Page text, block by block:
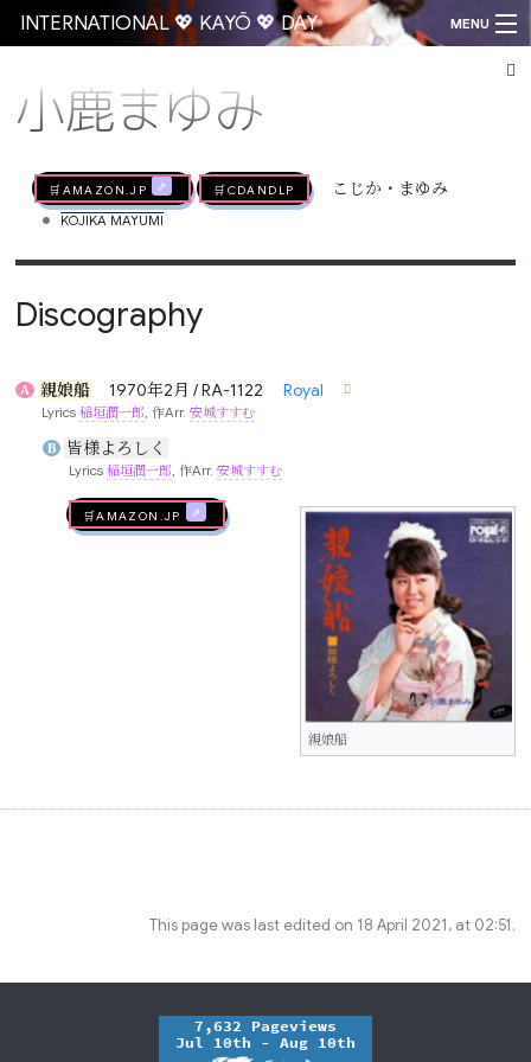
INTERNATIONAL 💖 KAYŌ 💖 DAY MENU
小鹿まゆみ
🛒AMAZON.jp 🛒CDandLP こじか・まゆみ
• KOJIKA MAYUMI
Discography
A 親娘船 1970年2月 / RA-1122 Royal
Lyrics稲垣潤一郎 , 作Arr.安城すすむ
B 皆様よろしく
Lyrics 稲垣潤一郎, 作Arr. 安城すすむ
親娘船
🛒AMAZON.jp
This page was last edited on 18 April 2021, at 02:51.